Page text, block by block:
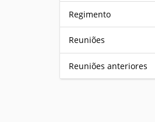
Regimento
Reuniões
Reuniões anteriores